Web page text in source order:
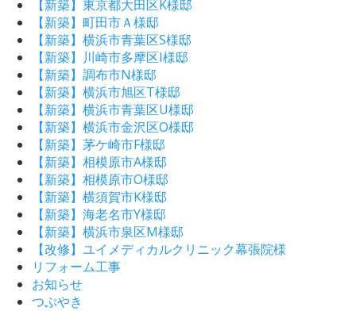
【新築】東京都大田区K様邸
【新築】町田市Ａ様邸
【新築】横浜市青葉区S様邸
【新築】川崎市多摩区I様邸
【新築】調布市N様邸
【新築】横浜市旭区T様邸
【新築】横浜市青葉区U様邸
【新築】横浜市金沢区O様邸
【新築】茅ケ崎市F様邸
【新築】相模原市A様邸
【新築】相模原市O様邸
【新築】横須賀市K様邸
【新築】海老名市Y様邸
【新築】横浜市泉区M様邸
【改修】ユイメディカルクリニック幕張院様
リフォーム工事
お知らせ
つぶやき